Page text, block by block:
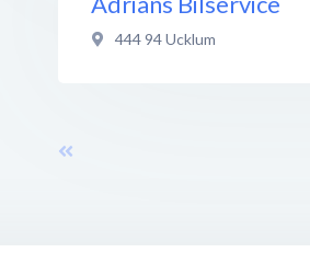
444 94Ucklum